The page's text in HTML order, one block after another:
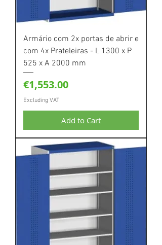
Armário com 2x portas de abrir e
com 4x Prateleiras - L 1300 x P
525 x A 2000 mm
Price
€1,553.00
Excluding VAT
Add to Cart